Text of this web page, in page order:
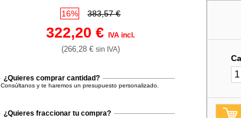
16% 383,57 €
322,20 €IVA incl.
(266,28 € sin IVA)
¿Quieres comprar cantidad?
Consúltanos y te haremos un presupuesto personalizado.
¿Quieres fraccionar tu compra?